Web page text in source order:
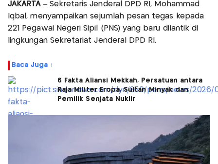
JAKARTA– Sekretaris Jenderal DPD RI, Mohammad
Iqbal, menyampaikan sejumlah pesan tegas kepada
221 Pegawai Negeri Sipil (PNS) yang baru dilantik di
lingkungan Sekretariat Jenderal DPD RI.
Baca Juga :
6 Fakta Aliansi Mekkah, Persatuan antara
Raja Militer Eropa, Sultan Minyak dan
Pemilik Senjata Nuklir